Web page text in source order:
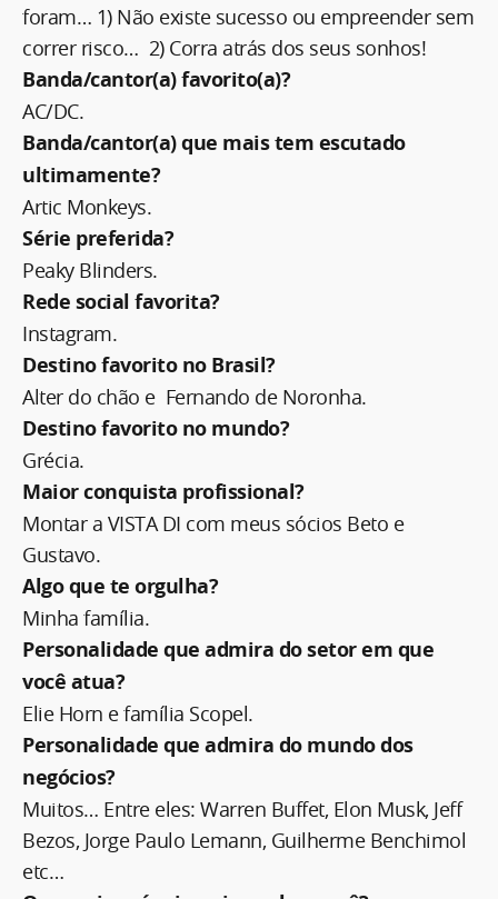
foram… 1) Não existe sucesso ou empreender sem
correr risco… 2) Corra atrás dos seus sonhos!
Banda/cantor(a) favorito(a)?
AC/DC.
Banda/cantor(a) que mais tem escutado
ultimamente?
Artic Monkeys.
Série preferida?
Peaky Blinders.
Rede social favorita?
Instagram.
Destino favorito no Brasil?
Alter do chão e Fernando de Noronha.
Destino favorito no mundo?
Grécia.
Maior conquista profissional?
Montar a VISTA DI com meus sócios Beto e
Gustavo.
Algo que te orgulha?
Minha família.
Personalidade que admira do setor em que
você atua?
Elie Horn e família Scopel.
Personalidade que admira do mundo dos
negócios?
Muitos… Entre eles: Warren Buffet, Elon Musk, Jeff
Bezos, Jorge Paulo Lemann, Guilherme Benchimol
etc…